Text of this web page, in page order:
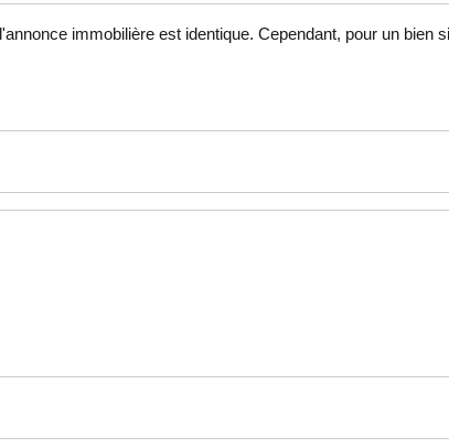
immobilière est identique. Cependant, pour un bien